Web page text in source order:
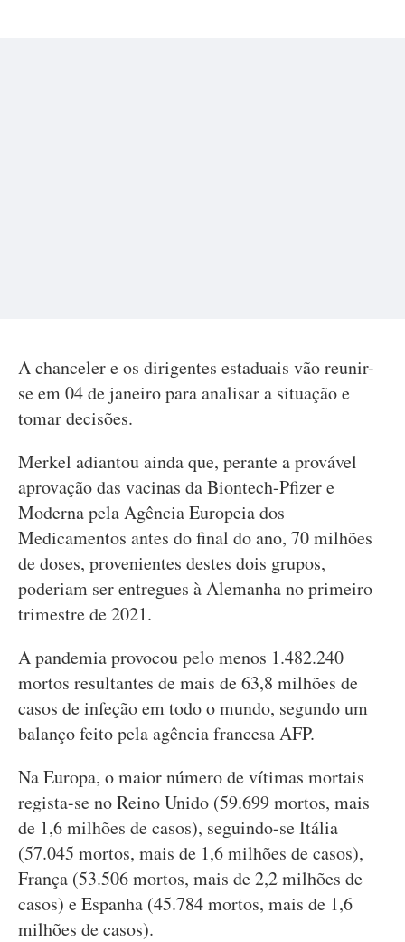
A chanceler e os dirigentes estaduais vão reunir-
se em 04 de janeiro para analisar a situação e
tomar decisões.
Merkel adiantou ainda que, perante a provável
aprovação das vacinas da Biontech-Pfizer e
Moderna pela Agência Europeia dos
Medicamentos antes do final do ano, 70 milhões
de doses, provenientes destes dois grupos,
poderiam ser entregues à Alemanha no primeiro
trimestre de 2021.
A pandemia provocou pelo menos 1.482.240
mortos resultantes de mais de 63,8 milhões de
casos de infeção em todo o mundo, segundo um
balanço feito pela agência francesa AFP.
Na Europa, o maior número de vítimas mortais
regista-se no Reino Unido (59.699 mortos, mais
de 1,6 milhões de casos), seguindo-se Itália
(57.045 mortos, mais de 1,6 milhões de casos),
França (53.506 mortos, mais de 2,2 milhões de
casos) e Espanha (45.784 mortos, mais de 1,6
milhões de casos).